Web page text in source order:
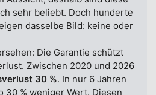
sehr beliebt. Doch hunderte
dasselbe Bild: keine oder
Die Garantie schützt
Zwischen 2020 und 2026
30 %. In nur 6 Jahren
30 % weniger Wert. Diesen